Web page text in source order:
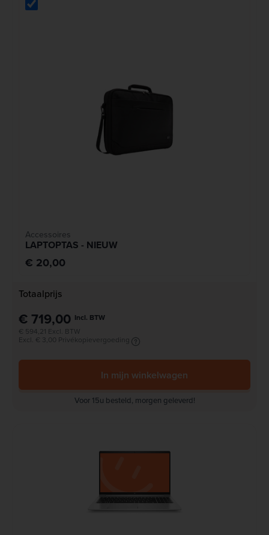
Accessoires
LAPTOPTAS - NIEUW
€ 20,00
Totaalprijs
€ 719,00 Incl. BTW
€ 594,21 Excl. BTW
Excl. € 3,00 Privékopievergoeding
In mijn winkelwagen
Voor 15u besteld, morgen geleverd!